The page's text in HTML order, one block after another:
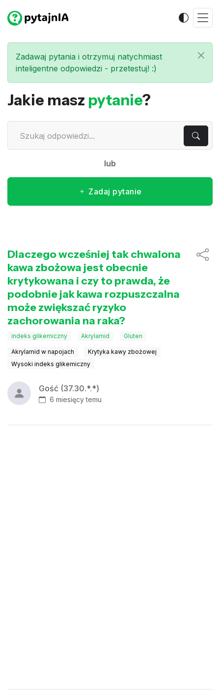
Zadawaj pytania i otrzymuj natychmiast
inteligentne odpowiedzi - przetestuj! :)
Jakie masz pytanie?
lub
Zadaj pytanie
Dlaczego wcześniej tak chwalona
kawa zbożowa jest obecnie
krytykowana i czy to prawda, że
podobnie jak kawa rozpuszczalna
może zwiększać ryzyko
zachorowania na raka?
indeks glikemiczny Akrylamid Gluten
Akrylamid w napojach
Krytyka kawy zbożowej
Wysoki indeks glikemiczny
Gość (37.30.*.*)
6 miesięcy temu